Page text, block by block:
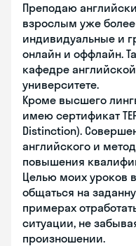
Преподаю
взрослым уже
индивидуальные и
онлайн и оффлайн.
кафедре
университете.
Кроме высшего
имею сертификат
Distinction).
английского и
повышения
Целью моих уроков
общаться на
примерах
ситуации, не
произношении.